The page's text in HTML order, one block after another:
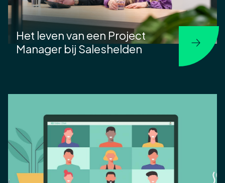
Het leven van een Project
Manager bij Saleshelden